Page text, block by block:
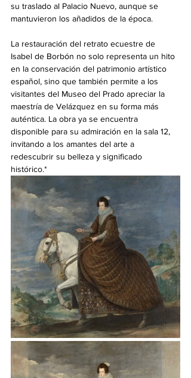
su traslado al Palacio Nuevo, aunque se
mantuvieron los añadidos de la época.
La restauración del retrato ecuestre de
Isabel de Borbón no solo representa un hito
en la conservación del patrimonio artístico
español, sino que también permite a los
visitantes del Museo del Prado apreciar la
maestría de Velázquez en su forma más
auténtica. La obra ya se encuentra
disponible para su admiración en la sala 12,
invitando a los amantes del arte a
redescubrir su belleza y significado
histórico.*